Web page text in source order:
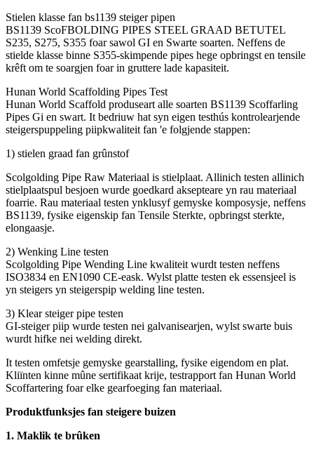
Stielen klasse fan bs1139 steiger pipen
BS1139 ScoFBOLDING PIPES STEEL GRAAD BETUTEL
S235, S275, S355 foar sawol GI en Swarte soarten. Neffens de
stielde klasse binne S355-skimpende pipes hege opbringst en tensile
krêft om te soargjen foar in gruttere lade kapasiteit.
Hunan World Scaffolding Pipes Test
Hunan World Scaffold produseart alle soarten BS1139 Scoffarling
Pipes Gi en swart. It bedriuw hat syn eigen testhús kontrolearjende
steigerspuppeling piipkwaliteit fan 'e folgjende stappen:
1) stielen graad fan grûnstof
Scolgolding Pipe Raw Materiaal is stielplaat. Allinich testen allinich
stielplaatspul besjoen wurde goedkard aksepteare yn rau materiaal
foarrie. Rau materiaal testen ynklusyf gemyske komposysje, neffens
BS1139, fysike eigenskip fan Tensile Sterkte, opbringst sterkte,
elongaasje.
2) Wenking Line testen
Scolgolding Pipe Wending Line kwaliteit wurdt testen neffens
ISO3834 en EN1090 CE-eask. Wylst platte testen ek essensjeel is
yn steigers yn steigerspip welding line testen.
3) Klear steiger pipe testen
GI-steiger piip wurde testen nei galvanisearjen, wylst swarte buis
wurdt hifke nei welding direkt.
It testen omfetsje gemyske gearstalling, fysike eigendom en plat.
Kliïnten kinne mûne sertifikaat krije, testrapport fan Hunan World
Scoffartering foar elke gearfoeging fan materiaal.
Produktfunksjes fan steigere buizen
1. Maklik te brûken